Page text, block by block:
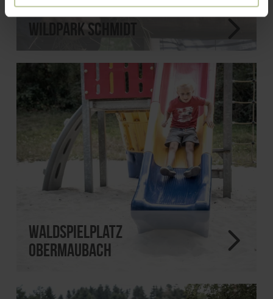
Wildpark Schmidt
Waldspielplatz
Obermaubach